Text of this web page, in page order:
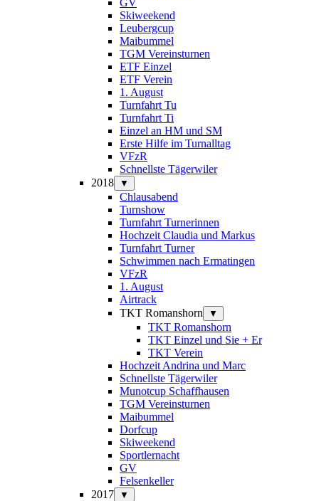
Skiweekend
Leubergcup
Maibummel
TGM Vereinsturnen
ETF Einzel
ETF Verein
1. August
Turnfahrt Tu
Turnfahrt Ti
Einzel an HM und SM
Erste Hilfe im Turnalltag
VFzR
Schnellste Tägerwiler
2018
▼
Chlausabend
Turnshow
Turnfahrt Turnerinnen
Hochzeit Claudia und Markus
Turnfahrt Turner
Schwimmen nach Ermatingen
VFzR
1. August
Airtrack
TKT Romanshorn
▼
TKT Romanshorn
TKT Einzel und Sie + Er
TKT Verein
Hochzeit Andrina und Marc
Schnellste Tägerwiler
Munotcup Schaffhausen
TGM Vereinsturnen
Maibummel
Dorfcup
Skiweekend
Sportlernacht
GV
Felsenkeller
2017
▼